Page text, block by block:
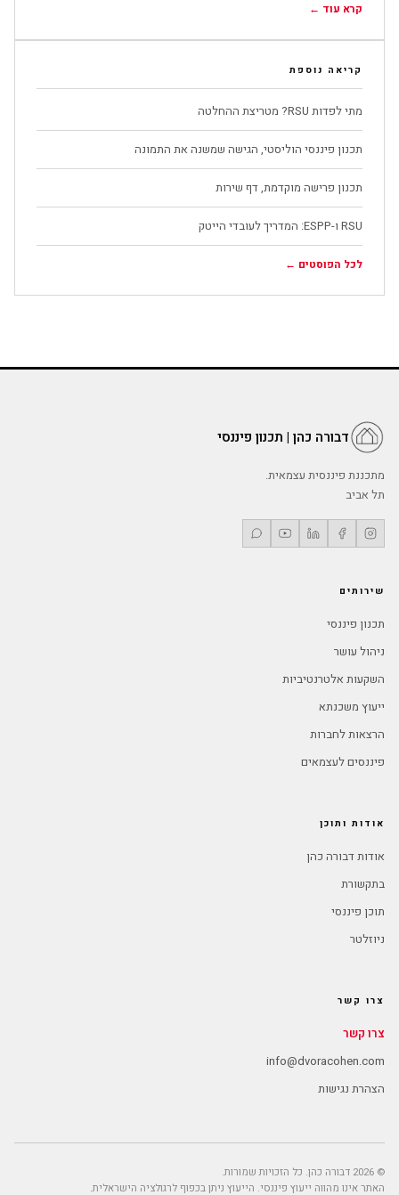
קרא עוד ←
קריאה נוספת
מתי לפדות RSU? מטריצת ההחלטה
תכנון פיננסי הוליסטי, הגישה שמשנה את התמונה
תכנון פרישה מוקדמת, דף שירות
RSU ו-ESPP: המדריך לעובדי הייטק
לכל הפוסטים ←
דבורה כהן | תכנון פיננסי
מתכננת פיננסית עצמאית.
תל אביב
שירותים
תכנון פיננסי
ניהול עושר
השקעות אלטרנטיביות
ייעוץ משכנתא
הרצאות לחברות
פיננסים לעצמאים
אודות ותוכן
אודות דבורה כהן
בתקשורת
תוכן פיננסי
ניוזלטר
צרו קשר
צרו קשר
info@dvoracohen.com
הצהרת נגישות
© 2026 דבורה כהן. כל הזכויות שמורות.
האתר אינו מהווה ייעוץ פיננסי. הייעוץ ניתן בכפוף לרגולציה הישראלית.